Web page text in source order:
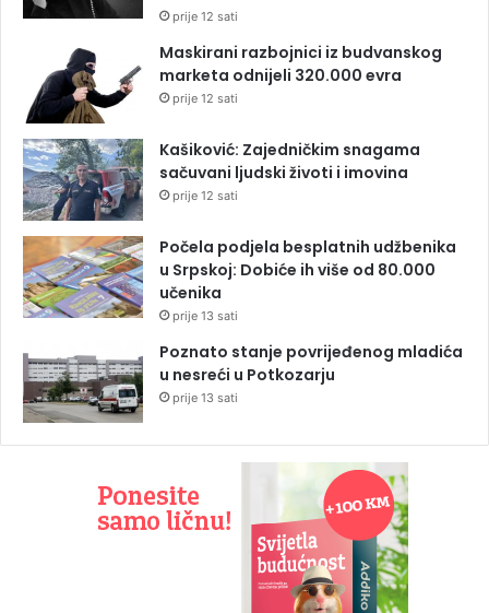
prije 12 sati
Maskirani razbojnici iz budvanskog
marketa odnijeli 320.000 evra
prije 12 sati
Kašiković: Zajedničkim snagama
sačuvani ljudski životi i imovina
prije 12 sati
Počela podjela besplatnih udžbenika
u Srpskoj: Dobiće ih više od 80.000
učenika
prije 13 sati
Poznato stanje povrijeđenog mladića
u nesreći u Potkozarju
prije 13 sati